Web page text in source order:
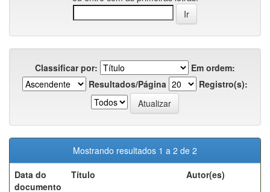
Classificar por:
Em ordem:
Resultados/Página
Registro(s):
Mostrando resultados 1 a 2 de 2
Data do
documento
Título Autor(es)